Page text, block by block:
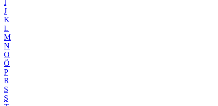
İ
J
K
L
M
N
O
Ö
P
R
S
Ş